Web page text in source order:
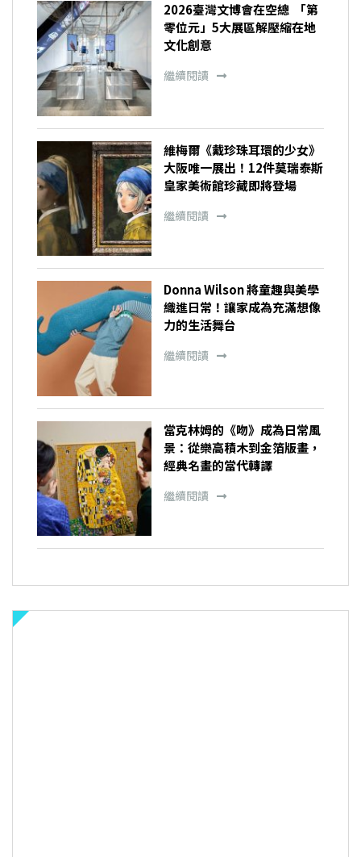
2026臺灣文博會在空總 「第
零位元」5大展區解壓縮在地
文化創意
繼續閱讀
維梅爾《戴珍珠耳環的少女》
大阪唯一展出！12件莫瑞泰斯
皇家美術館珍藏即將登場
繼續閱讀
Donna Wilson 將童趣與美學
織進日常！讓家成為充滿想像
力的生活舞台
繼續閱讀
當克林姆的《吻》成為日常風
景：從樂高積木到金箔版畫，
經典名畫的當代轉譯
繼續閱讀